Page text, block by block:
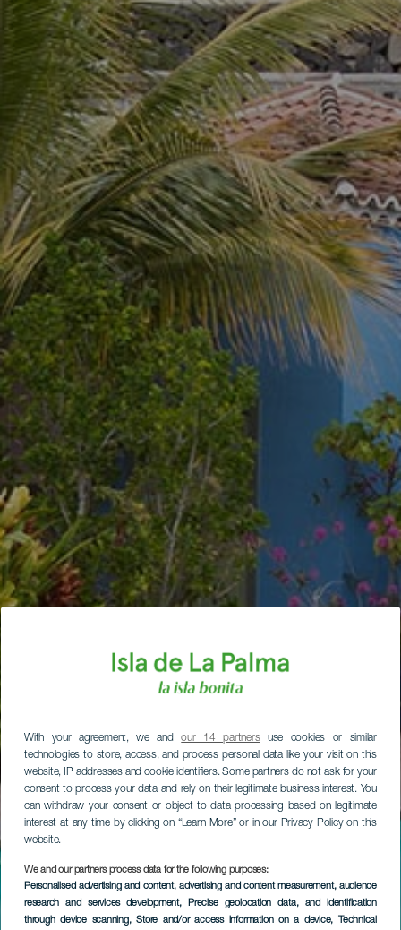
With your agreement, we andour 14 partnersuse cookies or similar
technologies to store, access, and process personal data like your visit on this
website, IP addresses and cookie identifiers. Some partners do not ask for your
consent to process your data and rely on their legitimate business interest. You
can withdraw your consent or object to data processing based on legitimate
interest at any time by clicking on “Learn More” or in our Privacy Policy on this
website.
We and our partners process data for the following purposes:
Personalised advertising and content, advertising and content measurement, audience
research and services development, Precise geolocation data, and identification
through device scanning, Store and/or access information on a device, Technical